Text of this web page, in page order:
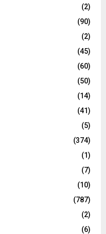
(2)
(90)
(2)
(45)
(60)
(50)
(14)
(41)
(5)
(374)
(1)
(7)
(10)
(787)
(2)
(6)